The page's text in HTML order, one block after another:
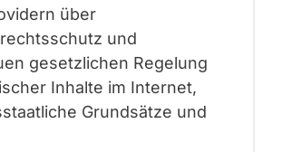
über
und
gesetzlichen Regelung
Inhalte im Internet,
Grundsätze und